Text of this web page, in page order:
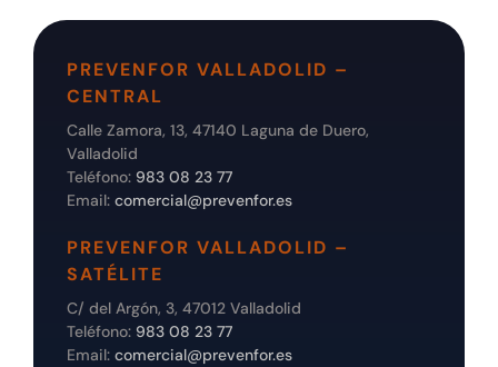
PREVENFOR VALLADOLID –
CENTRAL
Calle Zamora, 13, 47140 Laguna de Duero,
Valladolid
Teléfono: 983 08 23 77
Email: comercial@prevenfor.es
PREVENFOR VALLADOLID –
SATÉLITE
C/ del Argón, 3, 47012 Valladolid
Teléfono: 983 08 23 77
Email: comercial@prevenfor.es